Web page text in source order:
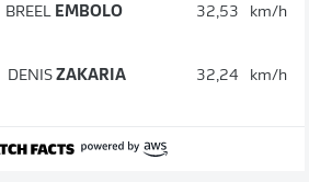
BREEL EMBOLO 32,53 km/h
DENIS ZAKARIA 32,24 km/h